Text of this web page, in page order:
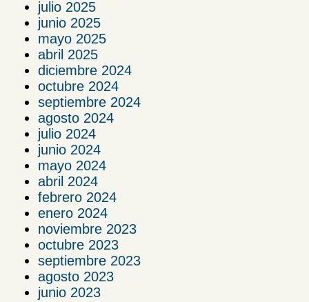
julio 2025
junio 2025
mayo 2025
abril 2025
diciembre 2024
octubre 2024
septiembre 2024
agosto 2024
julio 2024
junio 2024
mayo 2024
abril 2024
febrero 2024
enero 2024
noviembre 2023
octubre 2023
septiembre 2023
agosto 2023
junio 2023